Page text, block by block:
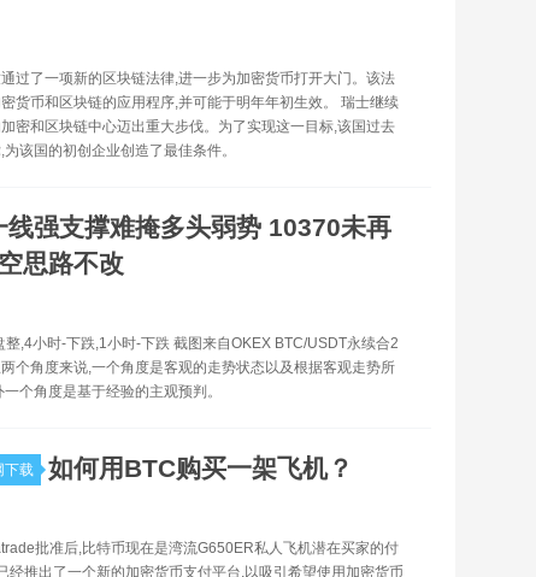
过了一项新的区块链法律,进一步为加密货币打开大门。该法
货币和区块链的应用程序,并可能于明年年初生效。 瑞士继续
密和区块链中心迈出重大步伐。为了实现这一目标,该国过去
该国的初创企业创造了最佳条件。
线强支撑难掩多头弱势 10370未再
思路不改
,4小时-下跌,1小时-下跌 截图来自OKEX BTC/USDT永续合2
个角度来说,一个角度是客观的走势状态以及根据客观走势所
个角度是基于经验的主观预判。
下载 如何用BTC购买一架飞机？
批准后,比特币现在是湾流G650ER私人飞机潜在买家的付
经推出了一个新的加密货币支付平台,以吸引希望使用加密货币